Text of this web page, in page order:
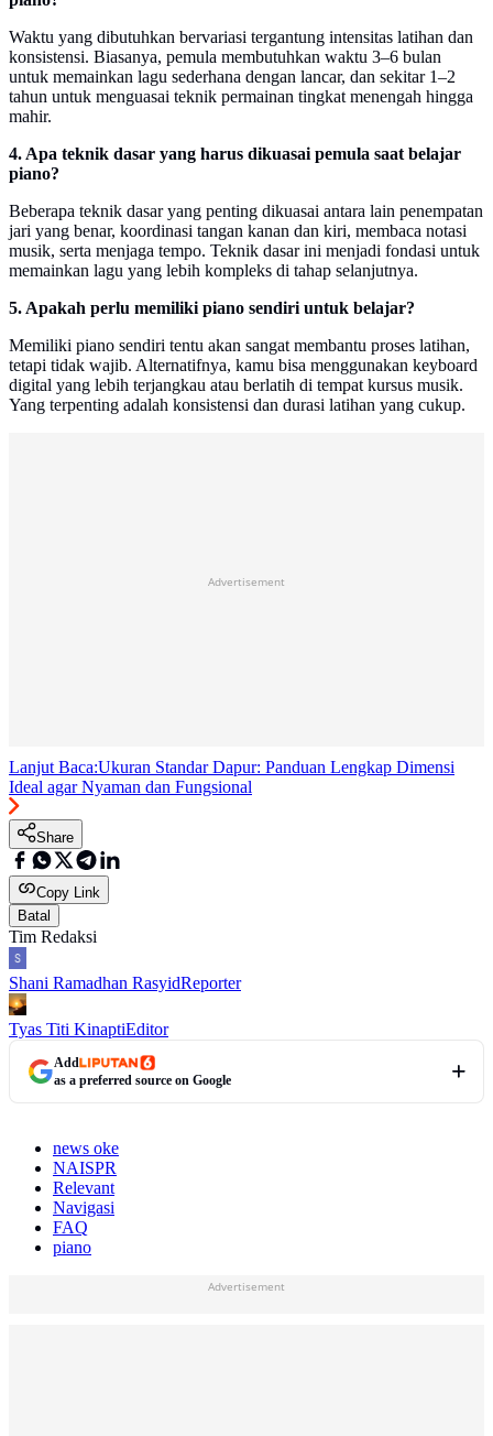
Waktu yang dibutuhkan bervariasi tergantung intensitas latihan dan
konsistensi. Biasanya, pemula membutuhkan waktu 3–6 bulan
untuk memainkan lagu sederhana dengan lancar, dan sekitar 1–2
tahun untuk menguasai teknik permainan tingkat menengah hingga
mahir.
4. Apa teknik dasar yang harus dikuasai pemula saat belajar
piano?
Beberapa teknik dasar yang penting dikuasai antara lain penempatan
jari yang benar, koordinasi tangan kanan dan kiri, membaca notasi
musik, serta menjaga tempo. Teknik dasar ini menjadi fondasi untuk
memainkan lagu yang lebih kompleks di tahap selanjutnya.
5. Apakah perlu memiliki piano sendiri untuk belajar?
Memiliki piano sendiri tentu akan sangat membantu proses latihan,
tetapi tidak wajib. Alternatifnya, kamu bisa menggunakan keyboard
digital yang lebih terjangkau atau berlatih di tempat kursus musik.
Yang terpenting adalah konsistensi dan durasi latihan yang cukup.
Advertisement
Lanjut Baca:Ukuran Standar Dapur: Panduan Lengkap Dimensi
Ideal agar Nyaman dan Fungsional
Share
Copy Link
Batal
Tim Redaksi
Shani Ramadhan RasyidReporter
Tyas Titi KinaptiEditor
Add
as a preferred source on Google
news oke
NAISPR
Relevant
Navigasi
FAQ
piano
Advertisement